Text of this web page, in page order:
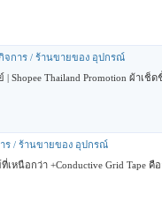
จการ / ร้านขายของ อุปกรณ์
Thailand Promotion ผ้าเช็ดชิ้
ร / ร้านขายของ อุปกรณ์
นือกว่า +Conductive Grid Tape คืออ